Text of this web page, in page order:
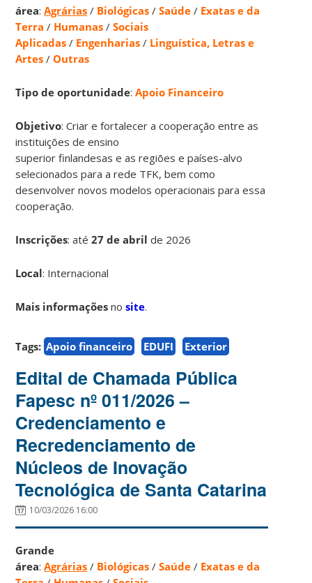
área:Agrárias / Biológicas /Saúde / Exatas e da
Terra / Humanas /Sociais
Aplicadas / Engenharias / Linguística, Letras e
Artes /Outras
Tipo de oportunidade:Apoio Financeiro
Objetivo: Criar e fortalecer a cooperação entre as
instituições de ensino
superior finlandesas e as regiões e países-alvo
selecionados para a rede TFK, bem como
desenvolver novos modelos operacionais para essa
cooperação.
Inscrições: até27 de abrilde 2026
Local: Internacional
Mais informações nosite.
Tags: Apoio financeiro EDUFI Exterior
Edital de Chamada Pública
Fapesc nº 011/2026 –
Credenciamento e
Recredenciamento de
Núcleos de Inovação
Tecnológica de Santa Catarina
10/03/2026 16:00
Grande
área:Agrárias / Biológicas /Saúde / Exatas e da